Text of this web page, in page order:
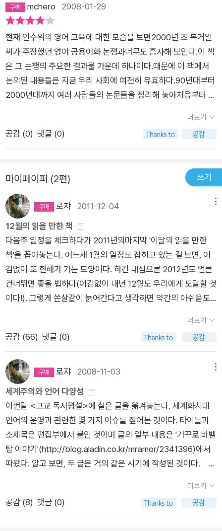
은 현수막과 대자보와 포스터들로 넘쳐난다. 그것들 다섯 건너 하
나씩도 바로 이것들이다. 우리나라 모든 대학생들의 제1전공은
어쩌면 영어라고 해야 맞는 말인 것 아닌지 모를 정도다. 우리나
라 대학이 이 정도니, 대학만 바라보는 중고생들이야 오죽하겠는
가? 아니 초등학교도 가지 않은 어린아이들까지도 영어학원은
필수코스가 되어버렸다. 결국 "우리나라 영어나라"라는 등식은
항등식이다.대한민국은 단일민족이니, 단일어를 사용하느니 하
우리의 단일어인 '한국어'보다 그 위상이 높다. 이게 무슨 민족적
각성의 문제니, 개탄할 노릇이니 할 계제는 아니지만, 영어만 유
달리 고취되는 이 현상에는 무언가 비합리적 요소가 내재해 있는
것만은 사실이다. 왜 우리나라는 이토록 영어에 열광, 아니 광분
하는 것일까? 그 궁금증들을 조금 풀어볼 수 있는 것이 이 책 『영
어, 내 마음의 식민주의』다.이 책은 영어와 영어교육 및 영어공용
어화 논쟁에 대한 그 간의 여러 영어전문가들의 논고들을 모은 책
이다. 그 논고들은 멀게는 90년대에 발표된 것들로부터, 가깝게
는 2000년대 초반에 이르는 시기에 발표된 것들이지만, 최근의
'영어' 문제, 즉 영어교육의 부실과 영어공용어화 주장의 부각들
에 대한 비판의 논지를 중심으로 모인 것들이다.우리나라에서의
영어교육의 역사를 가늠해보면서, 현재의 이런 영어 현상이 이르
기까지의 근원을 탐색하는 글이 있는가 하면, 어느 노영문학자의
이 안 되면 우리는 풍요롭지 못한 것인가』란 책으로 유명한 더글
라스 루미스의 '영어회화'에 대한 비판적 논고도 있고, 1997년
『국어라는 사상』으로 일본의 산토리학예상을 수상한 이연숙의
"일본의 영어공용어화론"의 전개를 논한 글에 이르기까지 여러
영어학자, 영문학자들의 글들이 수록되어 있다. 이 논고들은 다양
한 제재들을 다루고 있지만, 전체가 하나의 문제, 곧 우리 안에 내
재된 신식민주의적, 혹 제국주의적, 이데올로기적 '영어'의 문제
를 중심적으로 비판되고 있다는 것이다.유달리 흥미롭게 읽을 수
있었던 것은 영어의 '원어민'으로서 일본에서 영어회화를 가르치
기도 한 더글라스 루미스의 '영어회화'에 대한 경험에서 비롯
된 이야기들이었는데, 여기서 그는 미국인의 입장에서 우리들이
그렇게 영어회화에 열광하는 현상에 대한 의문을 갖고, 그것들이
하나의 '이데올로기'임을 역설하고 있다. 우리끼리의 '영어' 문제
mchero 2008-01-29
현재 인수위의 영어 교육에 대한 모습을 보면2000년 초 복거일
씨가 주장했던 영어 공용어화 논쟁과너무도 흡사해 보인다.이 책
은 그 논쟁의 주요한 결과물 가운데 하나이다.때문에 이 책에서
논의된 내용들은 지금 우리 사회에 여전히 유효하다.90년대부터
2000년대까지 여러 사람들의 논문들을 정리해 놓아처음부터 끝
에서 바라보게 만들어줄 중요한 텍스트 임에는 틀림없다.지금 우
리에게 가장 중요한 것은 유창한 외국어 사용인가?
더보기
공감 (0) 댓글 (0)
마이페이퍼 (2편) 쓰기
로쟈2011-12-04
12월의 읽을 만한 책
다음주 일정을 체크하다가 2011년의마지막 '이달의 읽을 만한
책'을 꼽아놓는다. 어느새 1월의 일정도 잡히고 있는 걸 보면, 어
김없이 또 한해가 가는 모양이다. 하긴 내심으론 2012년도 얼른
건너뛰면 좋을 법하다(어김없이 내년 12월도 우리에게 도달할 것
이다!). 그렇게 쏜살같이 늙어간다고 생각하면 약간의 아쉬움도
>(학고재, 2011)이다. 이건 뭐 더 설명이 필요하지 않는 작품이
다. 그래도 옮기자면 '<흑산>은 우리의 기대를 두 번 배반하는
약전을 주인공으로 한 소설이라는 점과, 주인공인 정약전조차도
비중이 크지 않다는 점이다. 정약전이 사학죄인(邪學罪人) 즉
천주교도였기에 흑산으로 유배를 가서 <자산어보>를 쓰기까지
의 이야기들이 주를 이루지만, 이 소설은 종교인 이야기도 아니
고, 유학자 이야기도 아니다. 그냥 연약하고 누추한, 정약전 주변
인물들 모두의 삶과 고통에 대한 이야기다.'진작에 사두었지만 사
실 아직 읽진 못했으니 이달에 시간을 내볼 수도 있겠다. 작가가
참고한 책들에서 이태원의 <현산어보를 찾아서1-5>(청어람미
디어)까지도 다 구해놓은 참이다. 시간만 준비되면 되겠다!'전
집'으로 가장 반가운 책은 전체 15권 가운데 1차분으로 다섯 권이
더보기
공감 (66) 댓글 (0)
로쟈2008-11-03
세계주의와 언어 다양성
이번달 <고교 독서평설>에 실은 글을 옮겨놓는다. 세계화시대
언어의 운명과 관련한 몇 가지 이슈를 짚어본 것이다. 타이틀과
소제목은 편집부에서 붙인 것이며 글의 일부 내용은 '거꾸로 바벨
탑 이야기'(http://blog.aladin.co.kr/mramor/2341396)에서
따왔다. 알고 보면, 두 글은 거의 같은 시기에 작성된 것이다. 고
탑 이후 - 지구상엔 왜 이렇게 많은 언어들이 생겨났을까?<성서
>에 나오는 ‘바벨탑 이야기’로부터 시작해 보자. “처음 세상에는
더보기
공감 (8) 댓글 (0)